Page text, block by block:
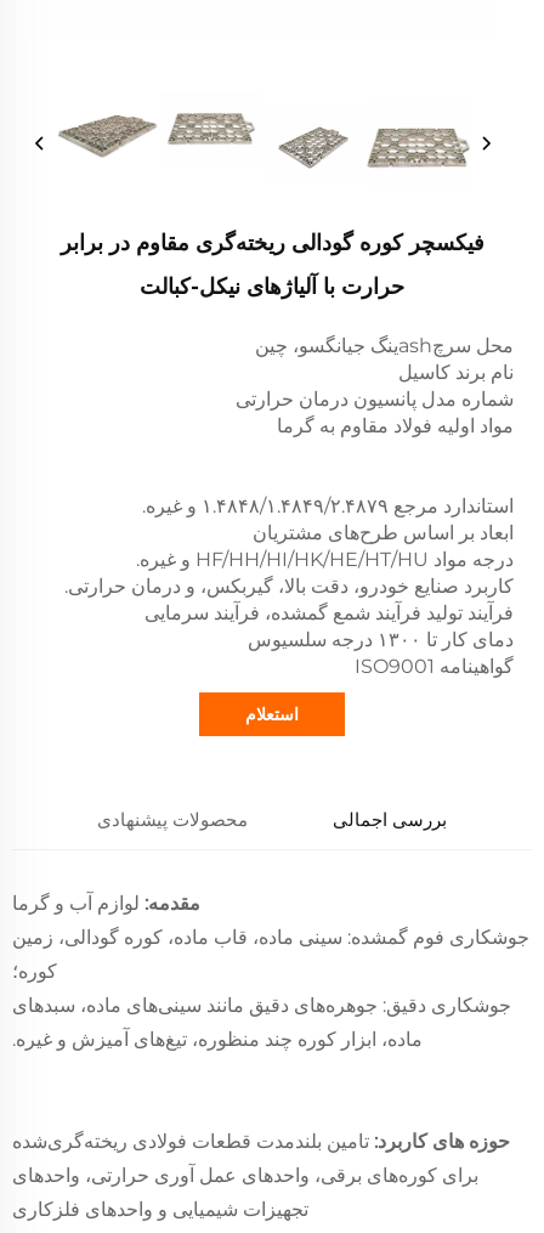
فیکسچر کوره گودالی ریخته‌گری مقاوم در برابر
حرارت با آلیاژهای نیکل-کبالت
محل سرچashینگ جیانگسو، چین
نام برند کاسیل
شماره مدل پانسیون درمان حرارتی
مواد اولیه فولاد مقاوم به گرما
استاندارد مرجع ۱.۴۸۴۸/۱.۴۸۴۹/۲.۴۸۷۹ و غیره.
ابعاد بر اساس طرح‌های مشتریان
درجه مواد HF/HH/HI/HK/HE/HT/HU و غیره.
کاربرد صنایع خودرو، دقت بالا، گیربکس، و درمان حرارتی.
فرآیند تولید فرآیند شمع گمشده، فرآیند سرمایی
دمای کار تا ۱۳۰۰ درجه سلسیوس
گواهینامه ISO9001
استعلام
بررسی اجمالی محصولات پیشنهادی
مقدمه: لوازم آب و گرما
جوشکاری فوم گمشده: سینی ماده، قاب ماده، کوره گودالی، زمین
کوره؛
جوشکاری دقیق: جوهره‌های دقیق مانند سینی‌های ماده، سبد‌های
ماده، ابزار کوره چند منظوره، تیغ‌های آمیزش و غیره.
حوزه های کاربرد: تامین بلندمدت قطعات فولادی ریخته‌گری‌شده
برای کوره‌های برقی، واحدهای عمل آوری حرارتی، واحدهای
تجهیزات شیمیایی و واحدهای فلزکاری